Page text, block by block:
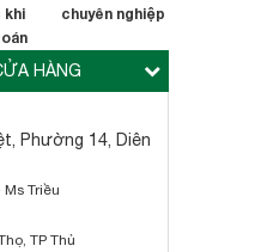
chuyên nghiệp
HÀNG
Phường 14, Diên
Ms Triều
TP Thủ